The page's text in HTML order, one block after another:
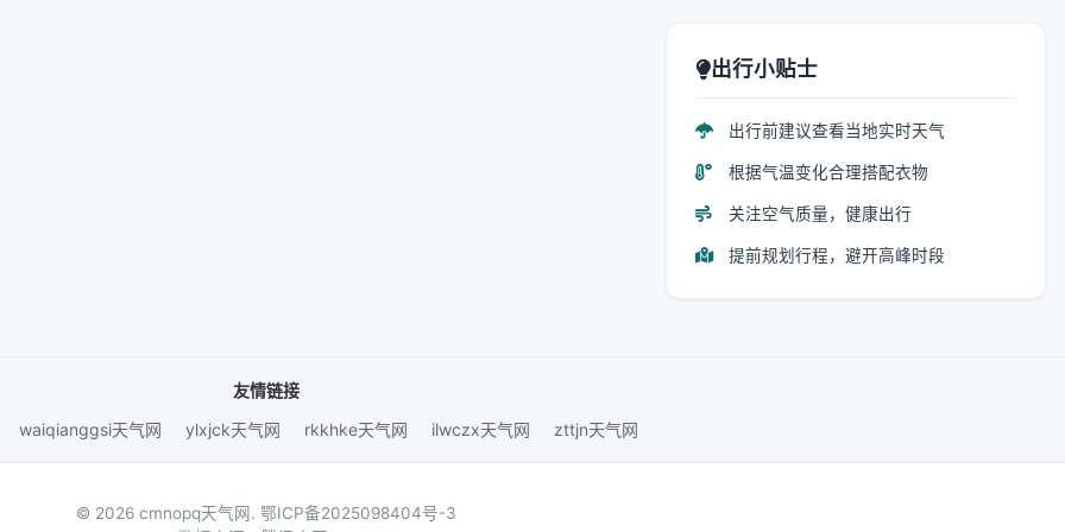
出行小贴士
出行前建议查看当地实时天气
根据气温变化合理搭配衣物
关注空气质量，健康出行
提前规划行程，避开高峰时段
友情链接
waiqianggsi天气网 ylxjck天气网 rkkhke天气网 ilwczx天气网 zttjn天气网
© 2026 cmnopq天气网. 鄂ICP备2025098404号-3